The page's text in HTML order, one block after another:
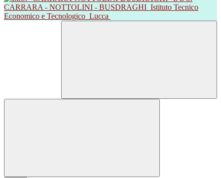
CARRARA - NOTTOLINI - BUSDRAGHI Istituto Tecnico
Economico e Tecnologico Lucca